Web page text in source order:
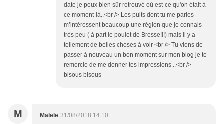
date je peux bien sûr retrouvé où est-ce qu'on était à
ce moment-là..<br /> Les puits dont tu me parles
m’intéressent beaucoup une région que je connais
très peu ( à part le poulet de Bresse!!!) mais il y a
tellement de belles choses à voir <br /> Tu viens de
passer à nouveau un bon moment sur mon blog je te
remercie de me donner tes impressions ..<br />
bisous bisous
M Malele 31/08/2018 14:10